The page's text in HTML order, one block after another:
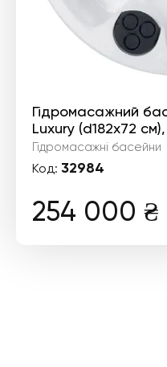
Гідромасажний
Luxury (d182x72 см),
Гідромасажні басейни
Код: 32984
254 000 ₴